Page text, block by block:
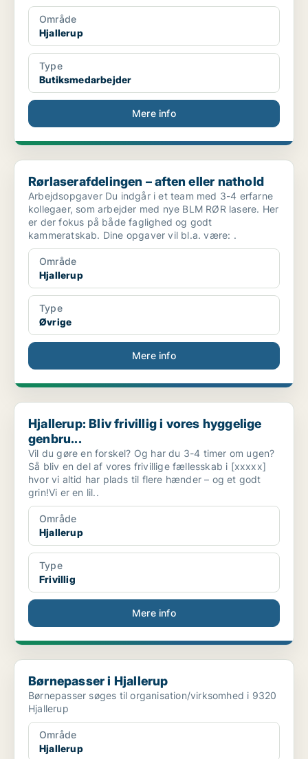
Område
Hjallerup
Type
Butiksmedarbejder
Mere info
Rørlaserafdelingen – aften eller nathold
Rørlaserafdelingen – aften eller nathold
Arbejdsopgaver Du indgår i et team med 3-4 erfarne
kollegaer, som arbejder med nye BLM RØR lasere. Her
er der fokus på både faglighed og godt
kammeratskab. Dine opgaver vil bl.a. være: .
Område
Hjallerup
Type
Øvrige
Mere info
Hjallerup: Bliv frivillig i vores hyggelige genbru...
Hjallerup: Bliv frivillig i vores hyggelige
genbru...
Vil du gøre en forskel? Og har du 3-4 timer om ugen?
Så bliv en del af vores frivillige fællesskab i [xxxxx]
hvor vi altid har plads til flere hænder – og et godt
grin!Vi er en lil..
Område
Hjallerup
Type
Frivillig
Mere info
Børnepasser i Hjallerup
Børnepasser i Hjallerup
Børnepasser søges til organisation/virksomhed i 9320
Hjallerup
Område
Hjallerup